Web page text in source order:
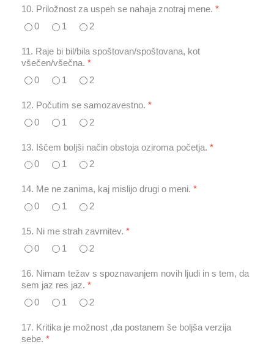
10. Priložnost za uspeh se nahaja znotraj mene. *
0
1 2
11. Raje bi bil/bila spoštovan/spoštovana, kot
všečen/všečna. *
0
1 2
12. Počutim se samozavestno. *
0
1 2
13. Iščem boljši način obstoja oziroma početja. *
0
1 2
14. Me ne zanima, kaj mislijo drugi o meni. *
0
1 2
15. Ni me strah zavrnitev. *
0
1 2
16. Nimam težav s spoznavanjem novih ljudi in s tem, da
sem jaz res jaz. *
0
1 2
17. Kritika je možnost ,da postanem še boljša verzija
sebe. *